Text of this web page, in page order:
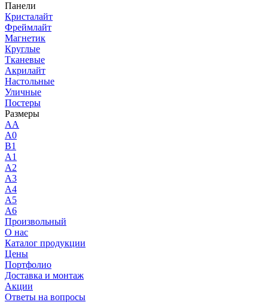
Панели
Кристалайт
Фреймлайт
Магнетик
Круглые
Тканевые
Акрилайт
Настольные
Уличные
Постеры
Размеры
AA
A0
B1
A1
A2
A3
A4
A5
A6
Произвольный
О нас
Каталог продукции
Цены
Портфолио
Доставка и монтаж
Акции
Ответы на вопросы